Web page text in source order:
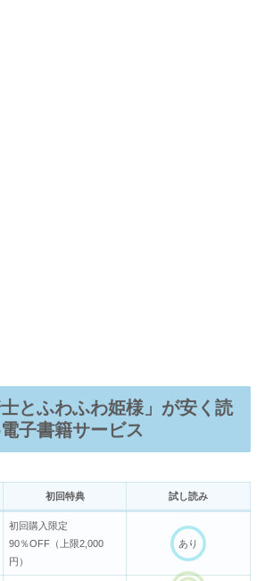
士とふわふわ姫様」が安く読
子書籍サービス
初回特典 試し読み
初回購入限定
90％OFF（上限2,000
円）
あり